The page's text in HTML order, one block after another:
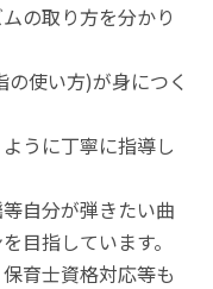
の取り方を分かり
使い方)が身につく
うに丁寧に指導し
自分が弾きたい曲
目指しています。
育士資格対応等も